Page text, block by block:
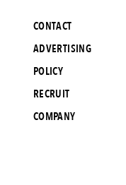
CONTACT
ADVERTISING
POLICY
RECRUIT
COMPANY